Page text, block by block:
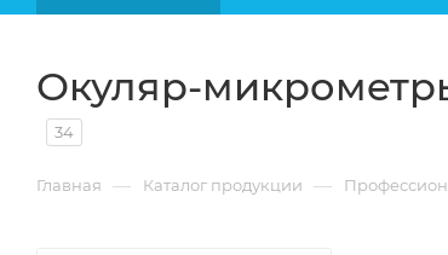
Окуляр-
34
Главная — Каталог продукции —